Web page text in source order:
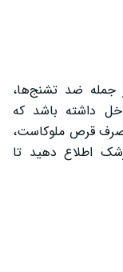
جمله ضد تشنج‌ها،
داشته باشد که
مصرف قرص ملوکاست،
اطلاع دهید تا